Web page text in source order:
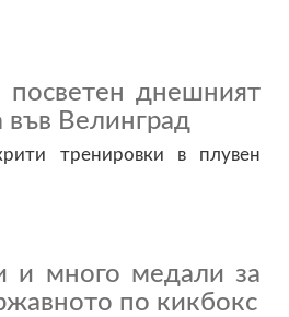
посветен днешният
във Велинград
тренировки в плувен
и много медали за
по кикбокс